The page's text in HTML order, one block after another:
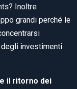
Inoltre
grandi perché le
investimenti
il ritorno dei